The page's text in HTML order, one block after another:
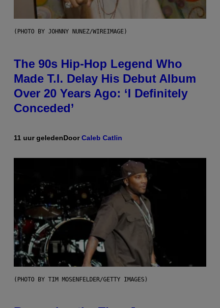
(PHOTO BY JOHNNY NUNEZ/WIREIMAGE)
The 90s Hip-Hop Legend Who
Made T.I. Delay His Debut Album
Over 20 Years Ago: ‘I Definitely
Conceded’
11 uur geledenDoorCaleb Catlin
(PHOTO BY TIM MOSENFELDER/GETTY IMAGES)